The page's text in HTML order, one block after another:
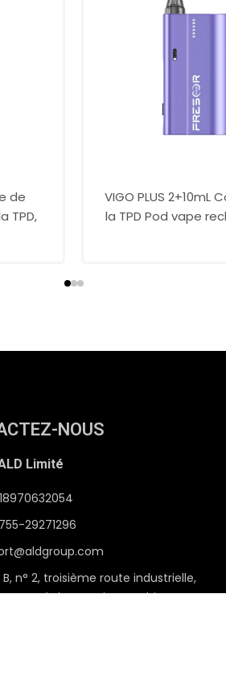
de
TPD,
VIGO PLUS 2+10mL
la TPD Pod vape
NOUS
Limité​
29271296
B, n° 2, troisième route industrielle,
de Langxin, rue Shiyan,